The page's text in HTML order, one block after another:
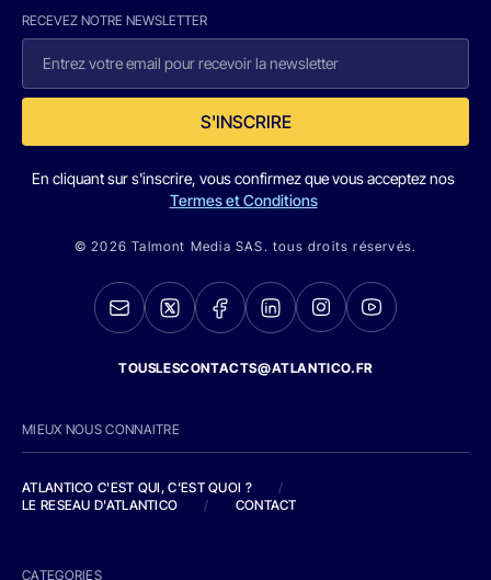
RECEVEZ NOTRE NEWSLETTER
S'INSCRIRE
En cliquant sur s'inscrire, vous confirmez que vous acceptez nos
Termes et Conditions
© 2026 Talmont Media SAS. tous droits réservés.
TOUSLESCONTACTS@ATLANTICO.FR
MIEUX NOUS CONNAITRE
ATLANTICO C'EST QUI, C'EST QUOI ?
/
LE RESEAU D'ATLANTICO
/ CONTACT
CATEGORIES